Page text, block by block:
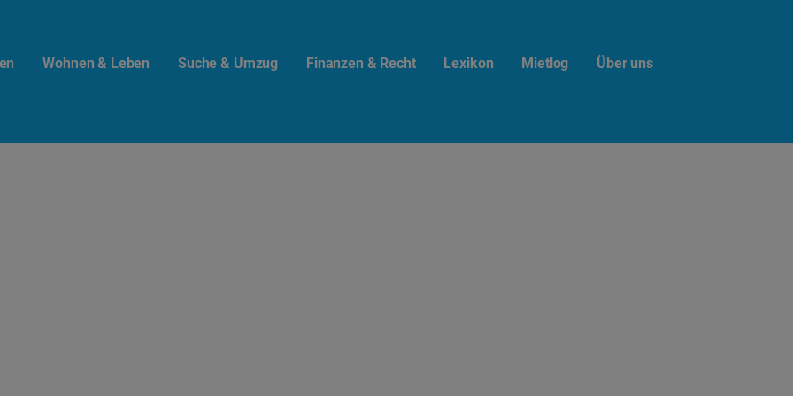
Wohnen & Leben Suche & Umzug Finanzen & Recht Lexikon Mietlog Über uns